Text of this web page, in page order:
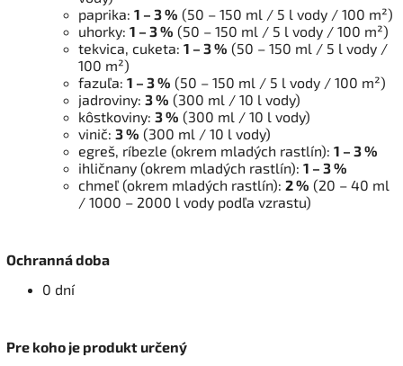
paprika: 1 – 3 % (50 – 150 ml / 5 l vody / 100 m²)
uhorky: 1 – 3 % (50 – 150 ml / 5 l vody / 100 m²)
tekvica, cuketa: 1 – 3 % (50 – 150 ml / 5 l vody /
100 m²)
fazuľa: 1 – 3 % (50 – 150 ml / 5 l vody / 100 m²)
jadroviny: 3 % (300 ml / 10 l vody)
kôstkoviny: 3 % (300 ml / 10 l vody)
vinič: 3 % (300 ml / 10 l vody)
egreš, ríbezle (okrem mladých rastlín): 1 – 3 %
ihličnany (okrem mladých rastlín): 1 – 3 %
chmeľ (okrem mladých rastlín): 2 % (20 – 40 ml
/ 1000 – 2000 l vody podľa vzrastu)
Ochranná doba
0 dní
Pre koho je produkt určený